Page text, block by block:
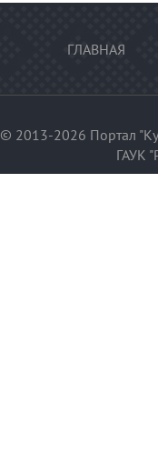
ГЛАВНАЯ
© 2013-2026 Портал
ГАУК